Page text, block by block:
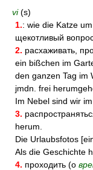
vi (s)
1.: wie die Katze
щекотливый
2. расхаживать,
ein bißchen im
den ganzen Tag im
jmdn. frei
Im Nebel sind wir
3.
herum.
Die Urlaubsfotos
Als die Geschichte
4. проходить (о